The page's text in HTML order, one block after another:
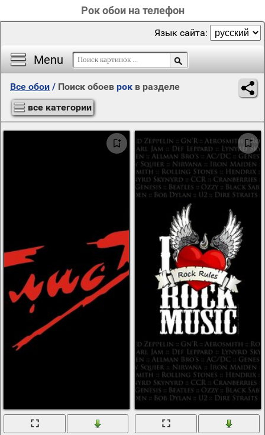
Рок обои на телефон
Menu
Язык сайта:
Все обои / Поиск обоев рок в разделе
все категории